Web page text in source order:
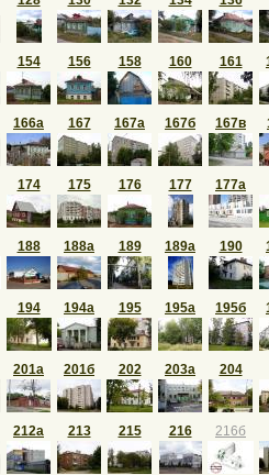
154 156 158 160 161
166а 167 167а 167б 167в
174 175 176 177 177а
188 188а 189 189а 190
194 194а 195 195а 195б
201а 201б 202 203а 204
212а 213 215 216 216б